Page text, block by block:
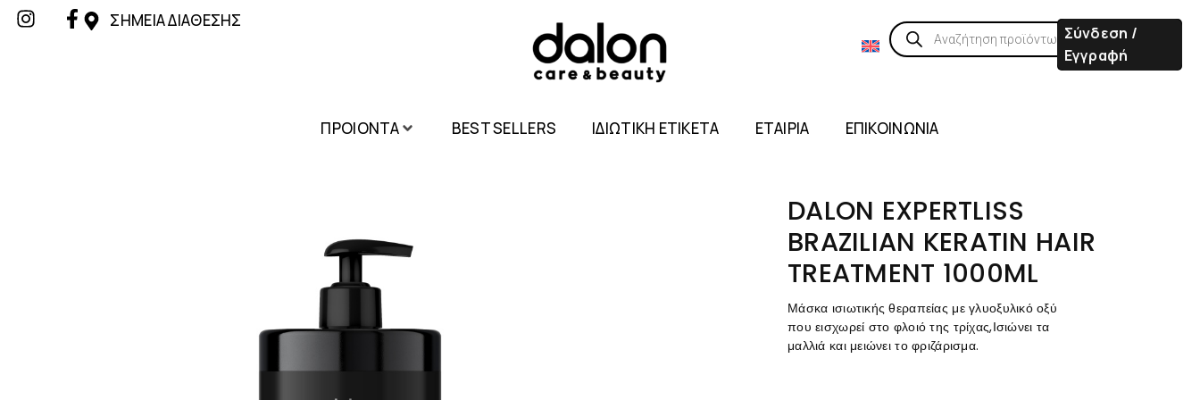
ΣΗΜΕΙΑ ΔΙΑΘΕΣΗΣ
Σύνδεση /
Εγγραφή
ΠΡΟΙΟΝΤΑ BEST SELLERS ΙΔΙΩΤΙΚΗ ΕΤΙΚΕΤΑ ΕΤΑΙΡΙΑ ΕΠΙΚΟΙΝΩΝΙΑ
DALON EXPERTLISS
BRAZILIAN KERATIN HAIR
TREATMENT 1000ML
Μάσκα ισιωτικής θεραπείας με γλυοξυλικό οξύ
που εισχωρεί στο φλοιό της τρίχας,Ισιώνει τα
μαλλιά και μειώνει το φριζάρισμα.